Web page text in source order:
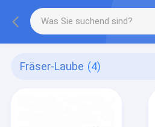
Fräser-Laube (4)